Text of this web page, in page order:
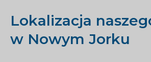
Lokalizacja
w Nowym Jorku